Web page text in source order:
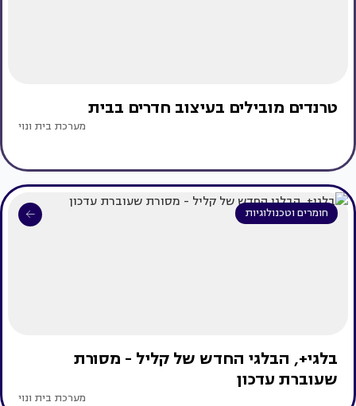
טרנדים מובילים בעיצוב חדרים בבית
מערכת בית ונוי
חומרים וטכנולוגיות
בלגי+, הבלגי החדש של קליל - מסורת
שעוברת עדכון
מערכת בית ונוי